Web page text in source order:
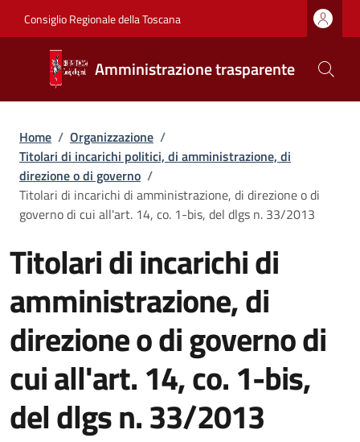
Consiglio Regionale della Toscana
Amministrazione trasparente
Briciole di pane
Home / Organizzazione /
Titolari di incarichi politici, di amministrazione, di
direzione o di governo /
Titolari di incarichi di amministrazione, di direzione o di
governo di cui all'art. 14, co. 1-bis, del dlgs n. 33/2013
Titolari di incarichi di
amministrazione, di
direzione o di governo di
cui all'art. 14, co. 1-bis,
del dlgs n. 33/2013